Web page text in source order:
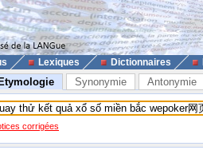
Lexiques Dictionnaires
Etymologie Synonymie Antonymie
corrigées